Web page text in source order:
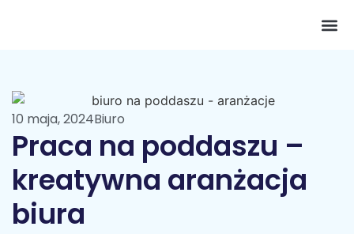
10 maja, 2024Biuro
Praca na poddaszu –
kreatywna aranżacja
biura